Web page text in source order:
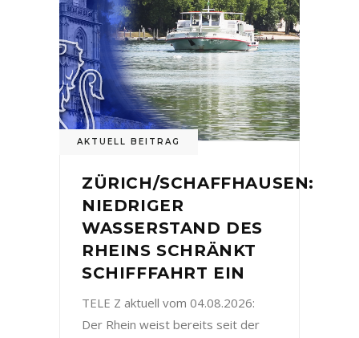
AKTUELL BEITRAG
ZÜRICH/SCHAFFHAUSEN:
NIEDRIGER
WASSERSTAND DES
RHEINS SCHRÄNKT
SCHIFFFAHRT EIN
TELE Z aktuell vom 04.08.2026:
Der Rhein weist bereits seit der